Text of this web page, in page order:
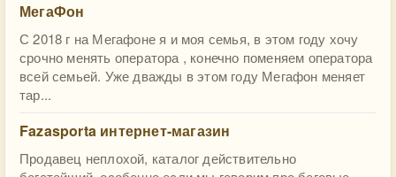
МегаФон
С 2018 г на Мегафоне я и моя семья, в этом году хочу
срочно менять оператора , конечно поменяем оператора
всей семьей. Уже дважды в этом году Мегафон меняет
тар...
Fazasporta интернет-магазин
Продавец неплохой, каталог действительно